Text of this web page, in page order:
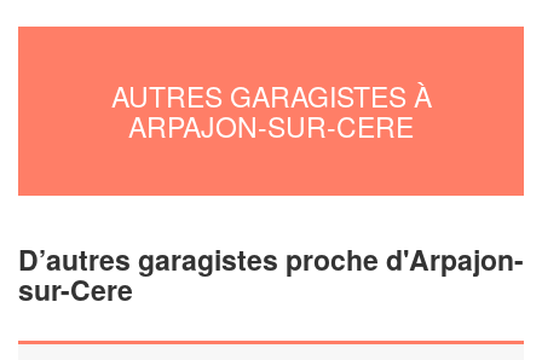
AUTRES GARAGISTES À
ARPAJON-SUR-CERE
D’autres garagistes proche d'Arpajon-
sur-Cere